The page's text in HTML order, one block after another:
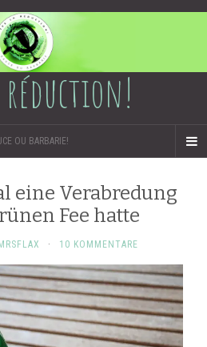
réduction!
OU BARBARIE!
eine Verabredung
Fee hatte
· 10 KOMMENTARE